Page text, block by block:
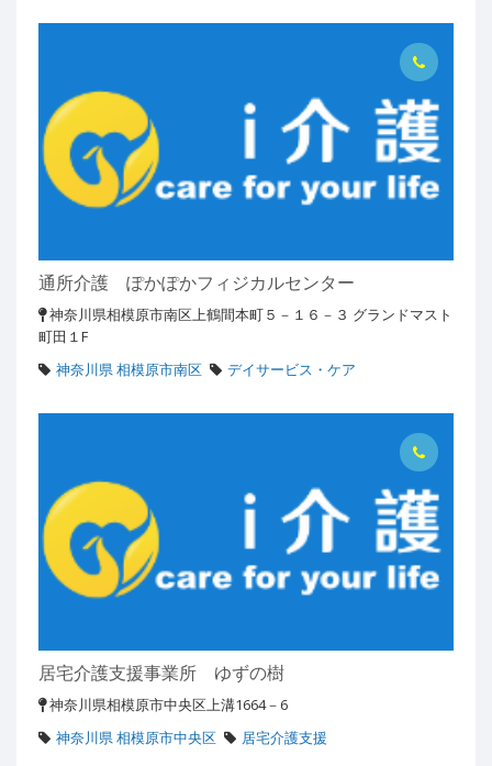
通所介護 ぽかぽかフィジカルセンター
神奈川県相模原市南区上鶴間本町５－１６－３ グランドマスト
町田１F
神奈川県 相模原市南区
デイサービス・ケア
居宅介護支援事業所 ゆずの樹
神奈川県相模原市中央区上溝1664－6
神奈川県 相模原市中央区
居宅介護支援